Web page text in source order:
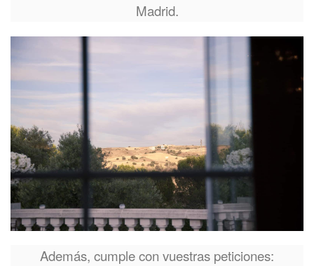
Madrid.
Además, cumple con vuestras peticiones: